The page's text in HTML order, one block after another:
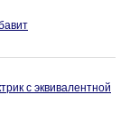
с эквивалентной